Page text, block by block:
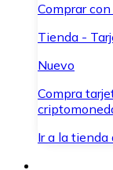
Comprar
Tienda -
Nuevo
Compra
Ir a la tienda